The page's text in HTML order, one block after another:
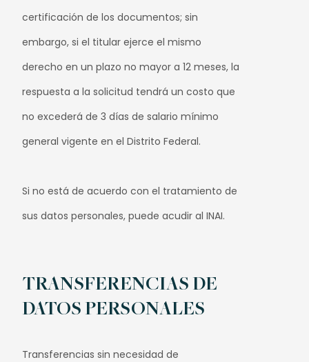
certificación de los documentos; sin
embargo, si el titular ejerce el mismo
derecho en un plazo no mayor a 12 meses, la
respuesta a la solicitud tendrá un costo que
no excederá de 3 días de salario mínimo
general vigente en el Distrito Federal.
Si no está de acuerdo con el tratamiento de
sus datos personales, puede acudir al INAI.
TRANSFERENCIAS DE
DATOS PERSONALES
Transferencias sin necesidad de